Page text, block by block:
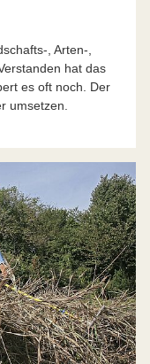
, Arten-,
hat das
es oft noch. Der
umsetzen.